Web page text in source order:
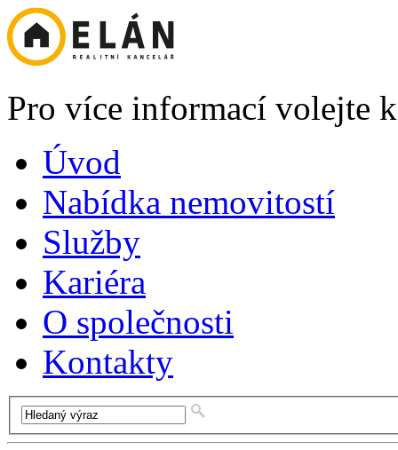
Pro více informací volejte
Úvod
Nabídka nemovitostí
Služby
Kariéra
O společnosti
Kontakty